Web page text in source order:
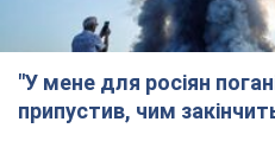
"У мене для росіян
припустив, чим